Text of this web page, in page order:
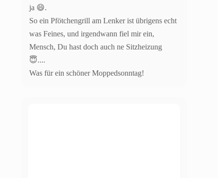
ja 😄.
So ein Pfötchengrill am Lenker ist übrigens echt
was Feines, und irgendwann fiel mir ein,
Mensch, Du hast doch auch ne Sitzheizung
😇....
Was für ein schöner Moppedsonntag!